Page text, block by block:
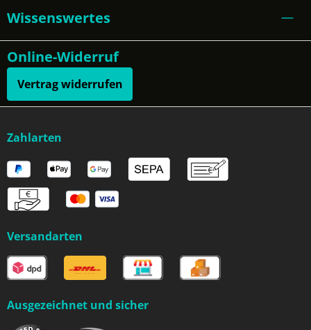
Wissenswertes
Online-Widerruf
Vertrag widerrufen
Zahlarten
Versandarten
Ausgezeichnet und sicher